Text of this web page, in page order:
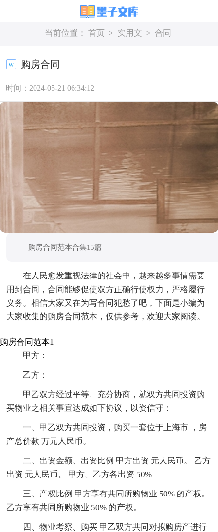
当前位置： 首页 > 实用文 > 合同
购房合同
时间：2024-05-21 06:34:12
购房合同范本合集15篇
在人民愈发重视法律的社会中，越来越多事情需要
用到合同，合同能够促使双方正确行使权力，严格履行
义务。相信大家又在为写合同犯愁了吧，下面是小编为
大家收集的购房合同范本，仅供参考，欢迎大家阅读。
购房合同范本1
甲方：
乙方：
甲乙双方经过平等、充分协商，就双方共同投资购
买物业之相关事宜达成如下协议，以资信守：
一、甲乙双方共同投资，购买一套位于上海市 ，房
产总价款 万元人民币。
二、出资金额、出资比例 甲方出资 元人民币。 乙方
出资 元人民币。 甲方、乙方各出资 50%
三、产权比例 甲方享有共同所购物业 50% 的产权。
乙方享有共同所购物业 50% 的产权。
四、物业考察、购买 甲乙双方共同对拟购房产进行